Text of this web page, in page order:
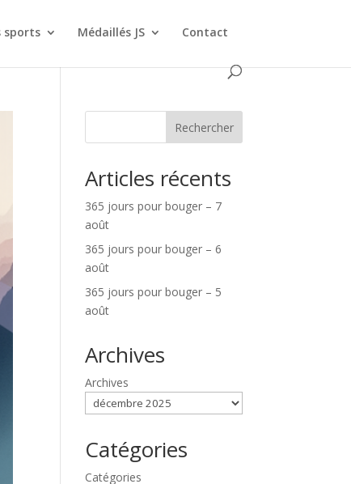
sports Médaillés JS Contact
Rechercher
Articles récents
365 jours pour bouger – 7
août
365 jours pour bouger – 6
août
365 jours pour bouger – 5
août
Archives
Archives
Catégories
Catégories